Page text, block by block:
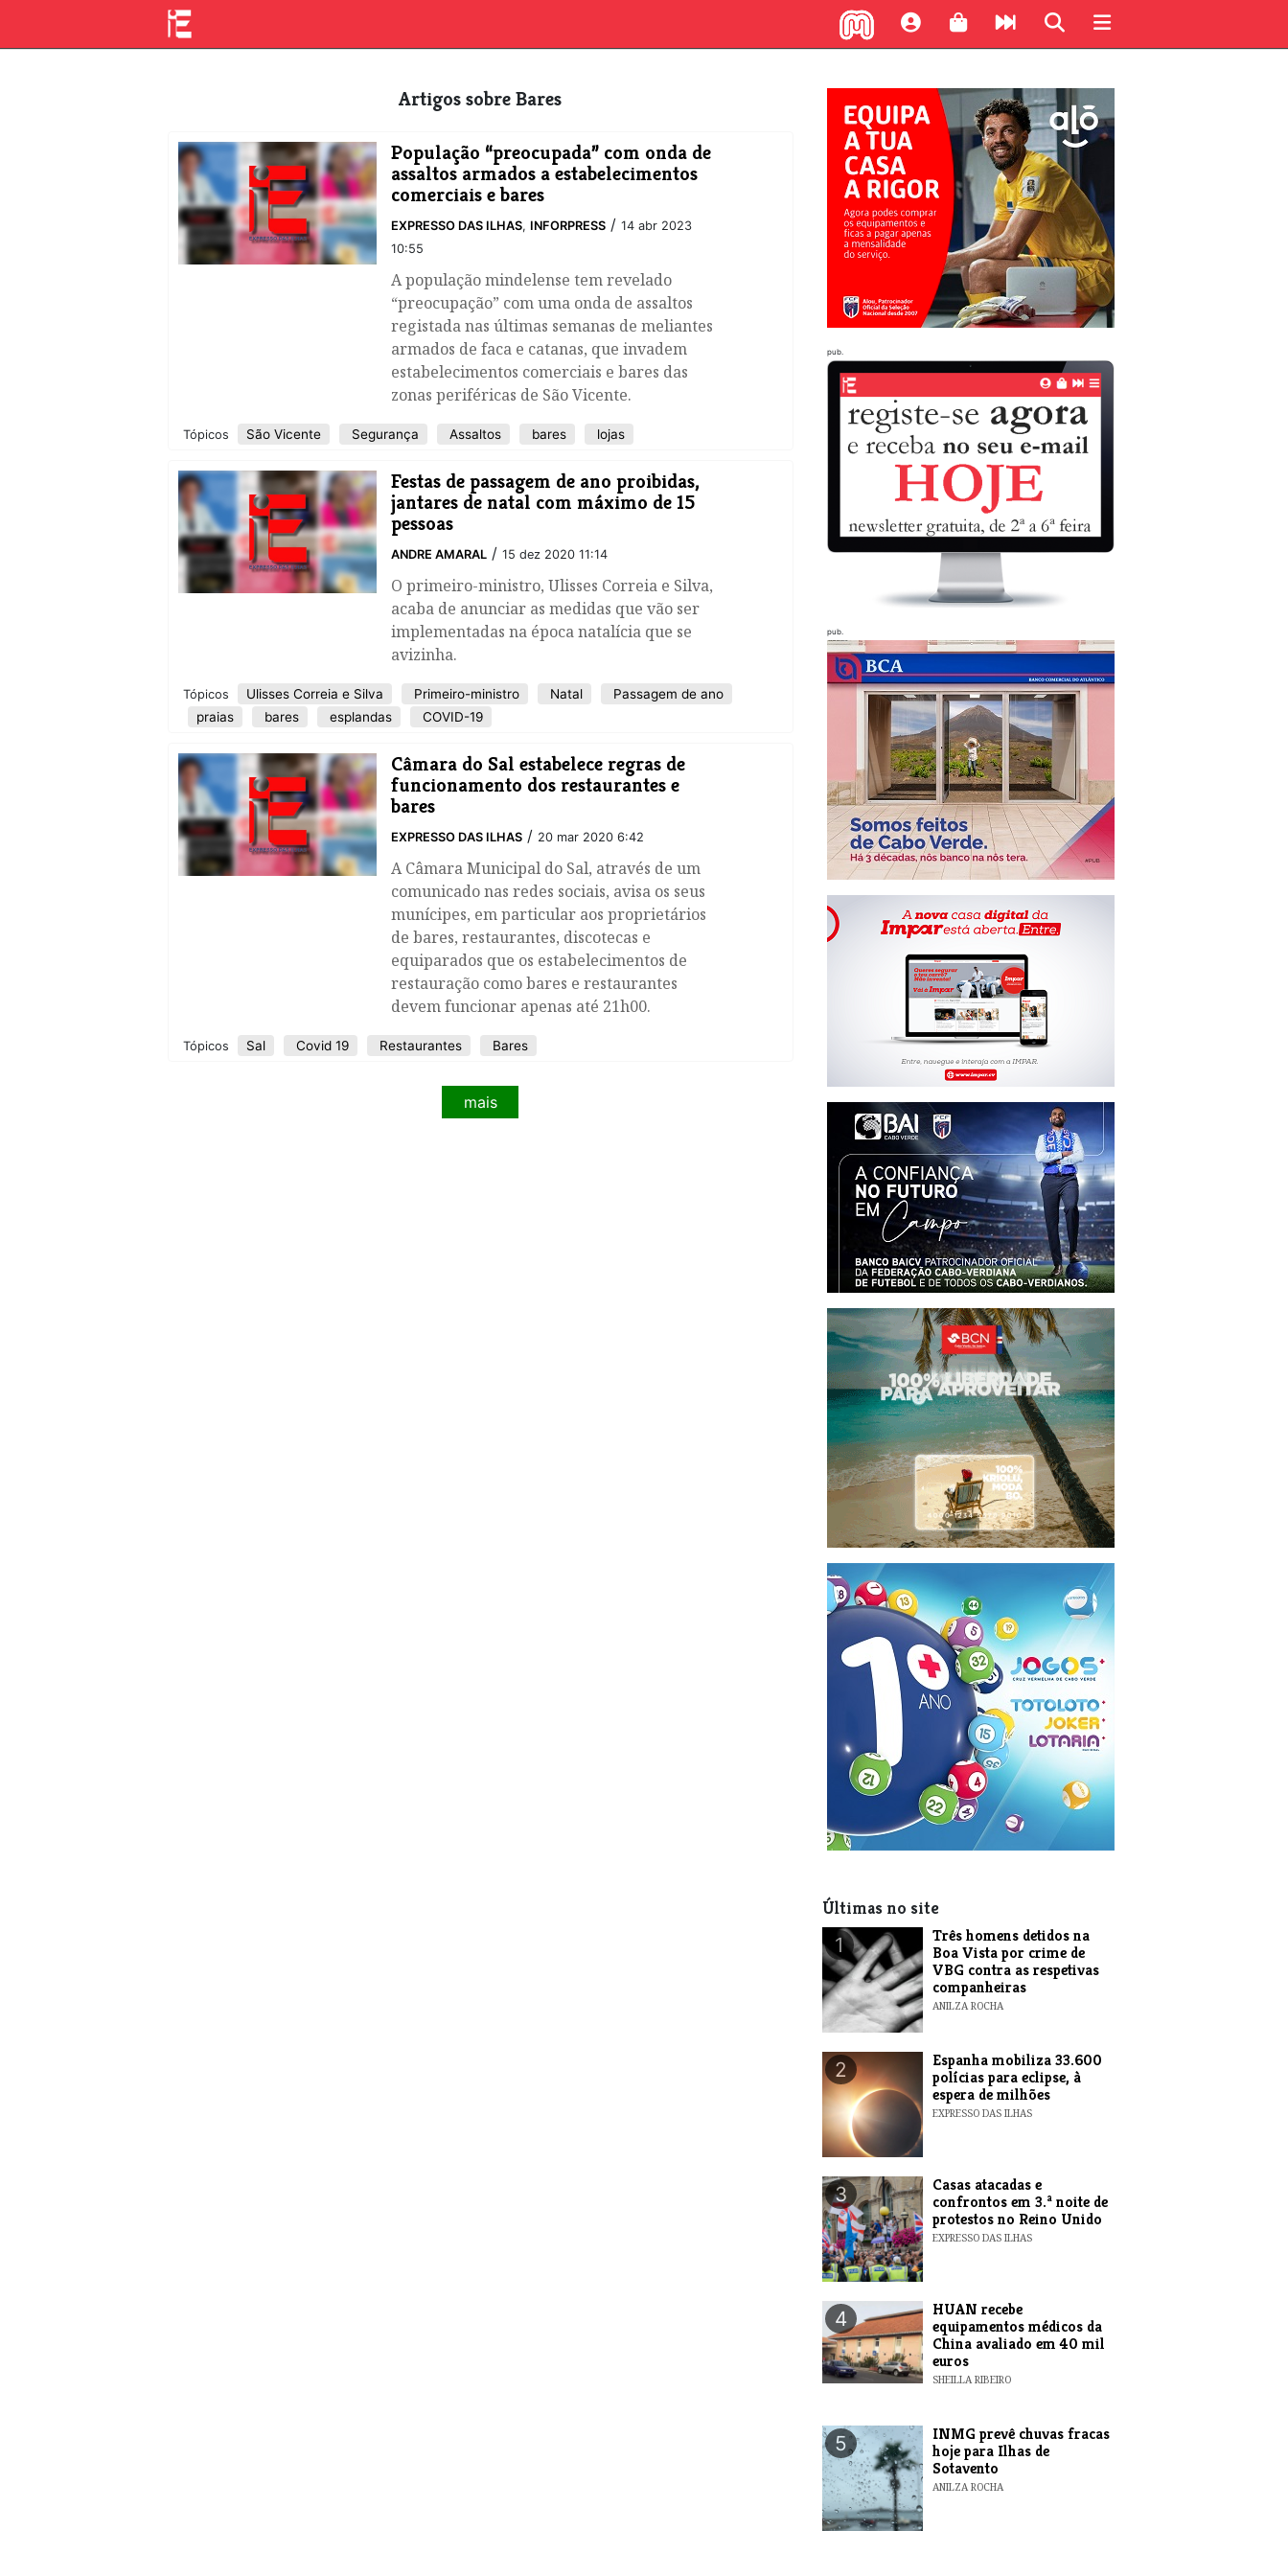
Artigos sobre Bares
População “preocupada” com onda de
assaltos armados a estabelecimentos
comerciais e bares
EXPRESSO DAS ILHAS, INFORPRESS / 14 abr 2023
10:55
A população mindelense tem revelado
“preocupação” com uma onda de assaltos
registada nas últimas semanas de meliantes
armados de faca e catanas, que invadem
estabelecimentos comerciais e bares das
zonas periféricas de São Vicente.
Tópicos São Vicente Segurança Assaltos bares lojas
Festas de passagem de ano proibidas,
jantares de natal com máximo de 15
pessoas
ANDRE AMARAL / 15 dez 2020 11:14
O primeiro-ministro, Ulisses Correia e Silva,
acaba de anunciar as medidas que vão ser
implementadas na época natalícia que se
avizinha.
Tópicos Ulisses Correia e Silva Primeiro-ministro Natal
Passagem de ano
praias
bares esplandas COVID-19
Câmara do Sal estabelece regras de
funcionamento dos restaurantes e
bares
EXPRESSO DAS ILHAS / 20 mar 2020 6:42
A Câmara Municipal do Sal, através de um
comunicado nas redes sociais, avisa os seus
munícipes, em particular aos proprietários
de bares, restaurantes, discotecas e
equiparados que os estabelecimentos de
restauração como bares e restaurantes
devem funcionar apenas até 21h00.
Tópicos Sal Covid 19 Restaurantes Bares
mais
pub.
pub.
Últimas no site
1
Três homens detidos na
Boa Vista por crime de
VBG contra as respetivas
companheiras
ANILZA ROCHA
2
Espanha mobiliza 33.600
polícias para eclipse, à
espera de milhões
EXPRESSO DAS ILHAS
3
Casas atacadas e
confrontos em 3.ª noite de
protestos no Reino Unido
EXPRESSO DAS ILHAS
4
HUAN recebe
equipamentos médicos da
China avaliado em 40 mil
euros
SHEILLA RIBEIRO
5
INMG prevê chuvas fracas
hoje para Ilhas de
Sotavento
ANILZA ROCHA